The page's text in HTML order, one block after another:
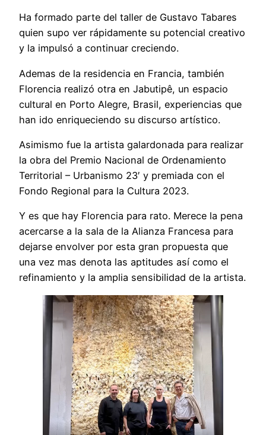
Ha formado parte del taller de Gustavo Tabares
quien supo ver rápidamente su potencial creativo
y la impulsó a continuar creciendo.
Ademas de la residencia en Francia, también
Florencia realizó otra en Jabutipê, un espacio
cultural en Porto Alegre, Brasil, experiencias que
han ido enriqueciendo su discurso artístico.
Asimismo fue la artista galardonada para realizar
la obra del Premio Nacional de Ordenamiento
Territorial – Urbanismo 23′ y premiada con el
Fondo Regional para la Cultura 2023.
Y es que hay Florencia para rato. Merece la pena
acercarse a la sala de la Alianza Francesa para
dejarse envolver por esta gran propuesta que
una vez mas denota las aptitudes así como el
refinamiento y la amplia sensibilidad de la artista.